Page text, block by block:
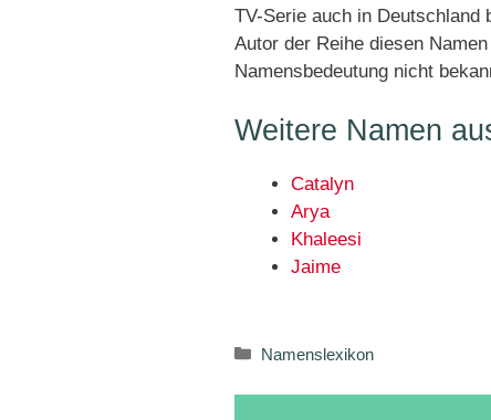
TV-Serie auch in Deutschland
Autor der Reihe diesen
Namensbedeutung nicht
Weitere Namen
Catalyn
Arya
Khaleesi
Jaime
Kategorien
Namenslexikon